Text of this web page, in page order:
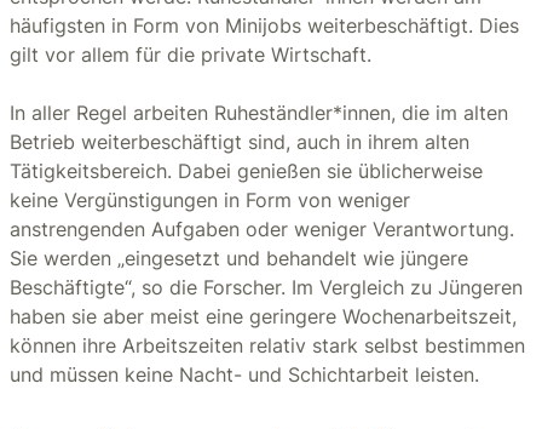
häufigsten in Form von Minijobs weiterbeschäftigt. Dies
gilt vor allem für die private Wirtschaft.
In aller Regel arbeiten Ruheständler*innen, die im alten
Betrieb weiterbeschäftigt sind, auch in ihrem alten
Tätigkeitsbereich. Dabei genießen sie üblicherweise
keine Vergünstigungen in Form von weniger
anstrengenden Aufgaben oder weniger Verantwortung.
Sie werden „eingesetzt und behandelt wie jüngere
Beschäftigte“, so die Forscher. Im Vergleich zu Jüngeren
haben sie aber meist eine geringere Wochenarbeitszeit,
können ihre Arbeitszeiten relativ stark selbst bestimmen
und müssen keine Nacht- und Schichtarbeit leisten.